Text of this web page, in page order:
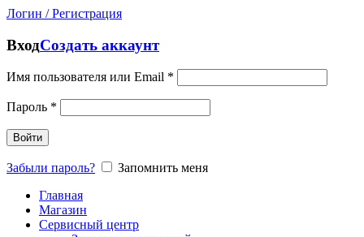
Логин / Регистрация
ВходСоздать аккаунт
Имя пользователя или Email *
Пароль *
Войти
Забыли пароль?
Запомнить меня
Главная
Магазин
Сервисный центр